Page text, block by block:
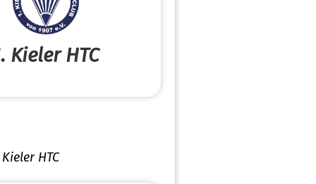
Kieler HTC
Kieler HTC